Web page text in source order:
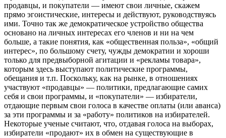
продавцы, и покупатели — имеют свои личные, скажем
прямо эгоистические, интересы и действуют, руководствуясь
ими. Точно так же демократическое устройство общества
основано на личных интересах его членов и ни на чем
больше, а такие понятия, как «общественная польза», «общий
интерес», по большому счету, чужды демократии и хороши
только для предвыборной агитации и «рекламы товара»,
которым здесь выступают политические программы,
обещания и т.п. Поскольку, как на рынке, в отношениях
участвуют «продавцы» — политики, предлагающие самих
себя и свои программы, и «покупатели» — избиратели,
отдающие первым свои голоса в качестве оплаты (или аванса)
за эти программы и за «работу» политиков на избирателей.
Некоторые ученые считают, что, отдавая голоса на выборах,
избиратели «продают» их в обмен на существующие в